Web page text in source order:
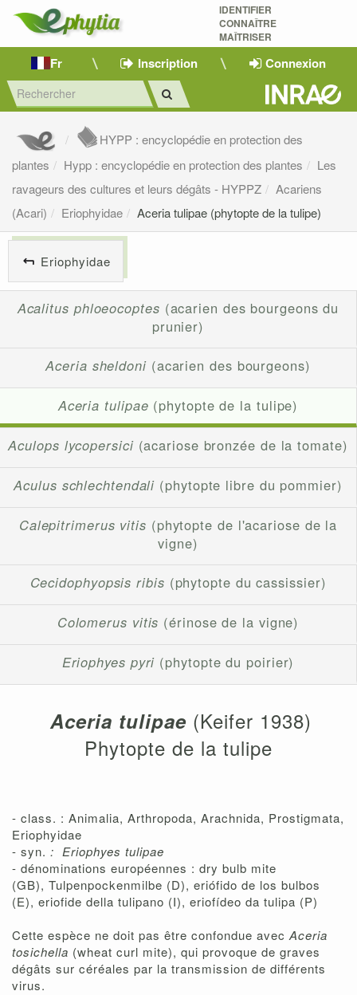
IDENTIFIER
CONNAÎTRE
MAÎTRISER
Fr Inscription Connexion
HYPP : encyclopédie en protection des
plantes
Hypp : encyclopédie en protection des plantes
Les
ravageurs des cultures et leurs dégâts - HYPPZ
Acariens
(Acari)
Eriophyidae Aceria tulipae (phytopte de la tulipe)
Eriophyidae
Acalitus phloeocoptes (acarien des bourgeons du
prunier)
Aceria sheldoni (acarien des bourgeons)
Aceria tulipae (phytopte de la tulipe)
Aculops lycopersici(acariose bronzée de la tomate)
Aculus schlechtendali (phytopte libre du pommier)
Calepitrimerus vitis (phytopte de l'acariose de la
vigne)
Cecidophyopsis ribis (phytopte du cassissier)
Colomerus vitis (érinose de la vigne)
Eriophyes pyri (phytopte du poirier)
Aceria tulipae (Keifer 1938)
Phytopte de la tulipe
- class. : Animalia, Arthropoda, Arachnida, Prostigmata,
Eriophyidae
- syn. : Eriophyes tulipae
- dénominations européennes : dry bulb mite
(GB), Tulpenpockenmilbe (D), eriófido de los bulbos
(E), eriofide della tulipano (I), eriofídeo da tulipa (P)
Cette espèce ne doit pas être confondue avecAceria
tosichella (wheat curl mite), qui provoque de graves
dégâts sur céréales par la transmission de différents
virus.